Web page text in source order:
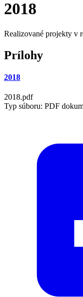
2018
Realizované projekty v
Prílohy
2018
2018.pdf
Typ súboru: PDF